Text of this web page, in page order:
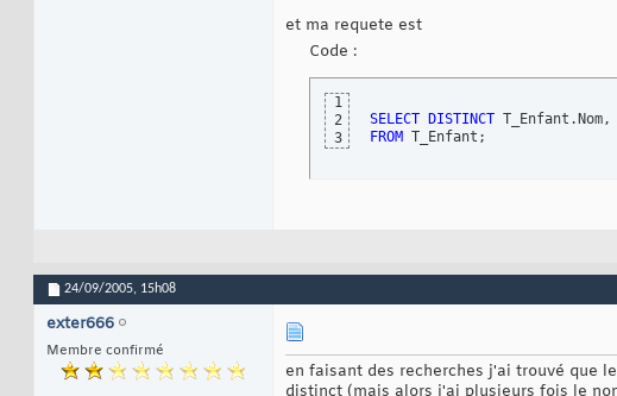
16
17
Set
et ma requete est
Code :
1
2
3
SELECT DISTINCT T_Enfant.Nom,
FROM T_Enfant;
24/09/2005, 15h08
exter666
Membre confirmé
en faisant des recherches j'ai trouvé que